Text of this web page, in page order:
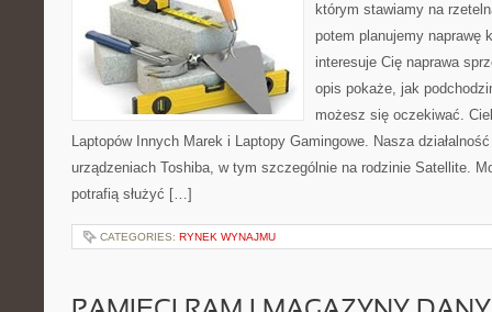
którym stawiamy na
potem planujemy naprawę
interesuje Cię naprawa
opis pokaże, jak
możesz się oczekiwać.
Laptopów Innych Marek i Laptopy Gamingowe. Nasza
urządzeniach Toshiba, w tym szczególnie na rodzinie Satellite.
potrafią służyć […]
CATEGORIES: RYNEK WYNAJMU